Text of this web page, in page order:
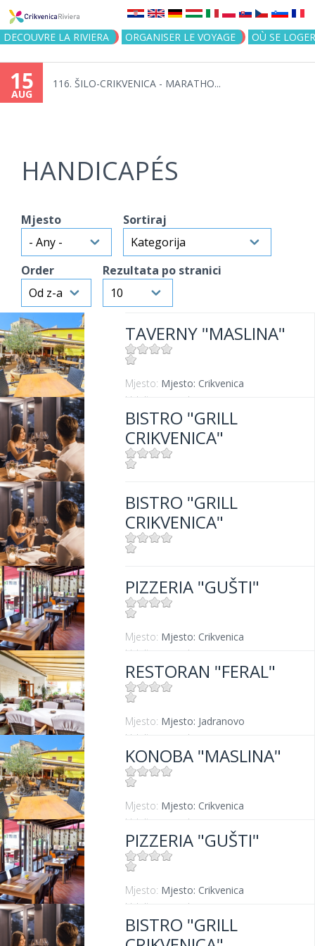
Jump to navigation
DECOUVRE LA RIVIERA ORGANISER LE VOYAGE OÙ SE LOGER
15
AUG
116. ŠILO-CRIKVENICA - MARATHO...
HANDICAPÉS
Mjesto Sortiraj
Order Rezultata po stranici
TAVERNY "MASLINA"
Mjesto: Mjesto: Crikvenica
Udaljenost od mora:
BISTRO "GRILL
CRIKVENICA"
Udaljenost od mora: 10 m
BISTRO "GRILL
CRIKVENICA"
Udaljenost od mora:10 m
PIZZERIA "GUŠTI"
Mjesto: Mjesto: Crikvenica
Udaljenost od mora:
RESTORAN "FERAL"
Mjesto: Mjesto: Jadranovo
Udaljenost od mora:
KONOBA "MASLINA"
Mjesto: Mjesto: Crikvenica
Udaljenost od mora:
PIZZERIA "GUŠTI"
Mjesto: Mjesto: Crikvenica
Udaljenost od mora:
BISTRO "GRILL